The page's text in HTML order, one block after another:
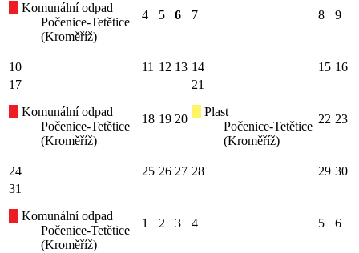
Komunální odpad
Počenice-Tetětice
(Kroměříž)
4 5 6 7 8 9
10 11 12 13 14 15 16
17
Komunální odpad
Počenice-Tetětice
(Kroměříž)
18 19 20
21
Plast
Počenice-Tetětice
(Kroměříž)
22 23
24 25 26 27 28 29 30
31
Komunální odpad
Počenice-Tetětice
(Kroměříž)
1 2 3 4 5 6